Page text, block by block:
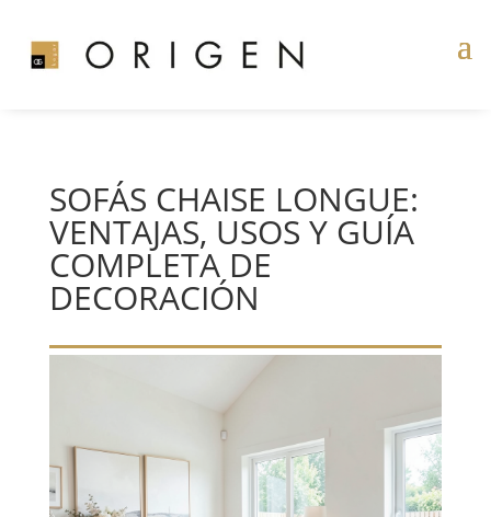
SOFÁS CHAISE LONGUE:
VENTAJAS, USOS Y GUÍA
COMPLETA DE
DECORACIÓN